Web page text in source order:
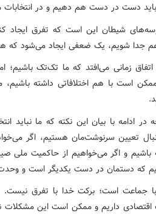
دست در دست هم دهیم و در انتخابات
شیطان این است که تفرق ایجاد
هم جدا شویم، یک ضعفی ایجاد می‌شود که
زمانی می‌افتد که ما تک‌تک باشیم؛
است با هم اختلافاتی داشته باشیم،
در ادامه با بیان این نکته که ما نباید
تعیین سرنوشت‌مان هستیم، اگر
باشیم و اگر می‌خواهیم از حاکمیت ملی
که دستمان در دست یکدیگر است و
جماعت است؛ برکت خدا با تفرق
اقتصادی داریم و ممکن است این مشکلات